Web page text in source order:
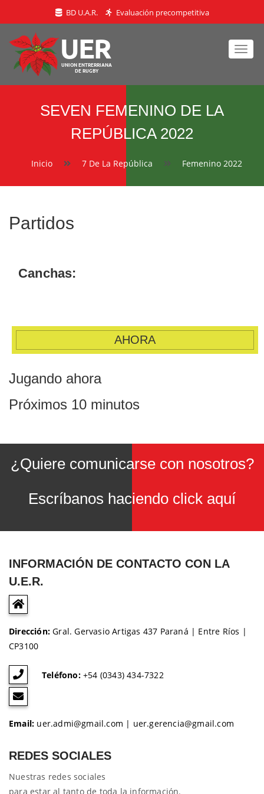
BD U.A.R. Evaluación precompetitiva
SEVEN FEMENINO DE LA
REPÚBLICA 2022
Inicio 7 De La República Femenino 2022
Partidos
Canchas:
AHORA
Jugando ahora
Próximos 10 minutos
¿Quiere comunicarse con nosotros?
Escríbanos haciendo click aquí
INFORMACIÓN DE CONTACTO CON LA
U.E.R.
Dirección: Gral. Gervasio Artigas 437 Paraná | Entre Ríos |
CP3100
Teléfono:+54 (0343) 434-7322
Email: uer.admi@gmail.com | uer.gerencia@gmail.com
REDES SOCIALES
Nuestras redes sociales
para estar al tanto de toda la información.